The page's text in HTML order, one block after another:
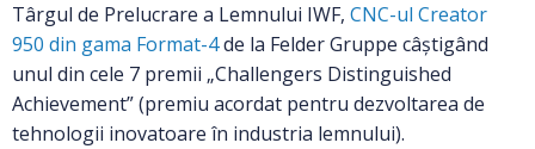
Târgul de Prelucrare a Lemnului IWF, CNC-ul Creator
950 din gama Format-4de la Felder Gruppe câștigând
unul din cele 7 premii „Challengers Distinguished
Achievement” (premiu acordat pentru dezvoltarea de
tehnologii inovatoare în industria lemnului).